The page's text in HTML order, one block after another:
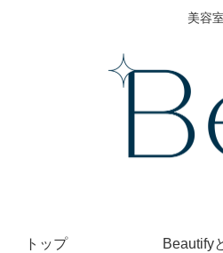
美容
トップ Beautify